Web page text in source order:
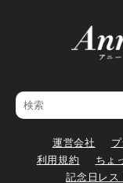
運営会社
利用規約
ちょ
記念日レ